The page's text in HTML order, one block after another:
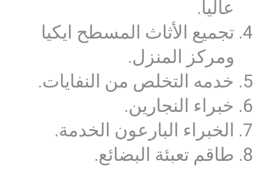
عاليا.
تجميع الأثاث المسطح ايكيا
ومركز المنزل.
خدمه التخلص من النفايات.
خبراء النجارين.
الخبراء البارعون الخدمة.
طاقم تعبئة البضائع.